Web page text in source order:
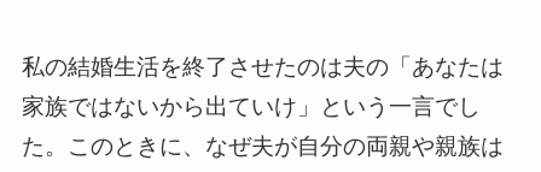
私の結婚生活を終了させたのは夫の「あなたは
家族ではないから出ていけ」という一言でし
た。このときに、なぜ夫が自分の両親や親族は